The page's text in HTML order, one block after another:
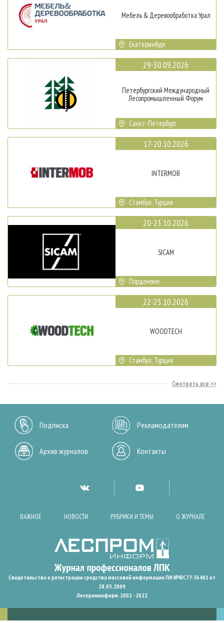
Мебель & Деревообработка Урал
Екатеринбург
29-30.09.2026
Петербургский Международный
Лесопромышленный Форум
Санкт-Петербург
17-20.10.2026
INTERMOB
Стамбул, Турция
20-23.10.2026
SICAM
Порденоне
22-25.10.2026
WOODTECH
Стамбул, Турция
Смотреть все
Подписка Рекламодателям
Архив журналов Контакты
ВАЖНОЕ НОВОСТИ РУБРИКИ И ТЕМЫ О ЖУРНАЛЕ
Свидетельство о регистрации средства массовой информации ПИ №ФС77-36401 от
28.05.2009
Леспроминформ. 2002 - 2022